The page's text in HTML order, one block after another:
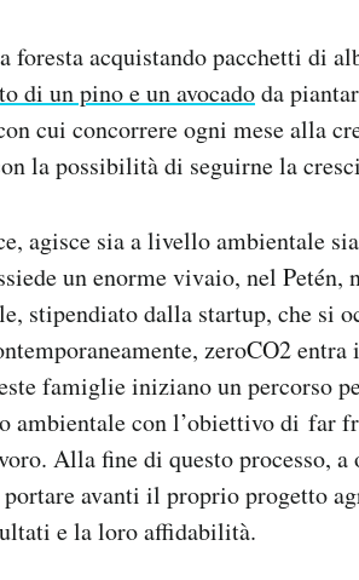
foresta acquistando pacchetti di
di un pino e un avocadoda
cui concorrere ogni mese alla
la possibilità di seguirne la
agisce sia a livello ambientale
un enorme vivaio, nel Petén,
stipendiato dalla startup, che si
zeroCO2 entra
famiglie iniziano un percorso
ambientale con l’obiettivo di far
Alla fine di questo processo,
avanti il proprio progetto
e la loro affidabilità.